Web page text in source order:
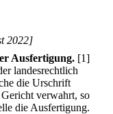
2022]
Ausfertigung. [1]
landesrechtlich
die Urschrift
verwahrt, so
die Ausfertigung.